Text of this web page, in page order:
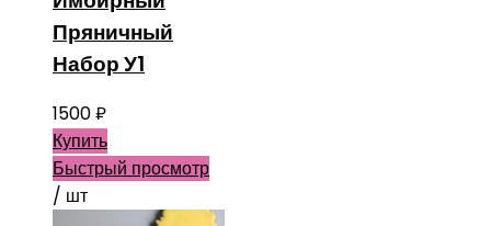
Пряничный
Набор У1
1500₽
Купить
Быстрый просмотр
/ шт